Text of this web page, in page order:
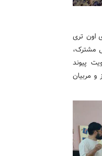
اون تری
مشترک،
پیوند
مربیان